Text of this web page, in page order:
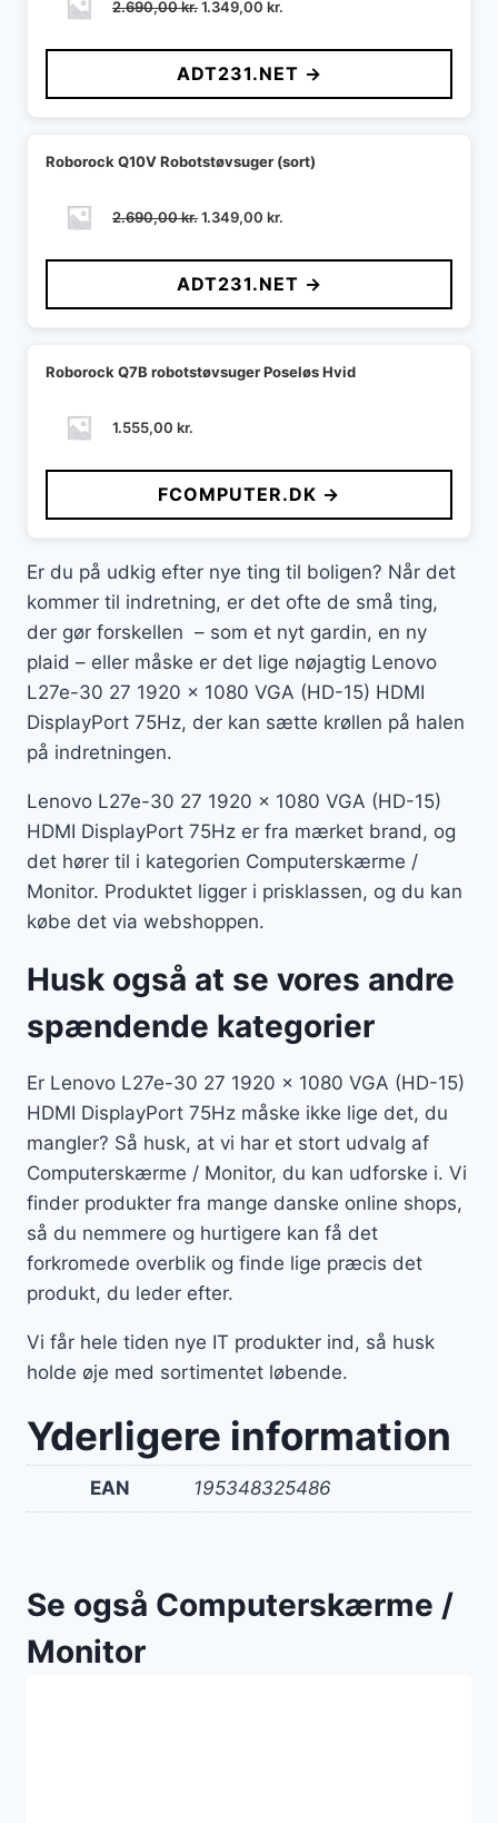
2.690,00kr.Den
pris
var:
2.690,00 kr..
1.349,00 kr.
pris
er:
1.349,00 kr..
ADT231.NET →
Roborock Q10V Robotstøvsuger (sort)
2.690,00kr.Den
pris
var:
2.690,00 kr..
1.349,00 kr.
pris
er:
1.349,00 kr..
ADT231.NET →
Roborock Q7B robotstøvsuger Poseløs Hvid
1.555,00 kr.
FCOMPUTER.DK →
Er du på udkig efter nye ting til boligen? Når det
kommer til indretning, er det ofte de små ting,
der gør forskellen – som et nyt gardin, en ny
plaid – eller måske er det lige nøjagtig Lenovo
L27e-30 27 1920 x 1080 VGA (HD-15) HDMI
DisplayPort 75Hz, der kan sætte krøllen på halen
på indretningen.
Lenovo L27e-30 27 1920 x 1080 VGA (HD-15)
HDMI DisplayPort 75Hz er fra mærket brand, og
det hører til i kategorien Computerskærme /
Monitor. Produktet ligger i prisklassen, og du kan
købe det via webshoppen.
Husk også at se vores andre
spændende kategorier
Er Lenovo L27e-30 27 1920 x 1080 VGA (HD-15)
HDMI DisplayPort 75Hz måske ikke lige det, du
mangler? Så husk, at vi har et stort udvalg af
Computerskærme / Monitor, du kan udforske i. Vi
finder produkter fra mange danske online shops,
så du nemmere og hurtigere kan få det
forkromede overblik og finde lige præcis det
produkt, du leder efter.
Vi får hele tiden nye IT produkter ind, så husk
holde øje med sortimentet løbende.
Yderligere information
EAN 195348325486
Se også Computerskærme /
Monitor